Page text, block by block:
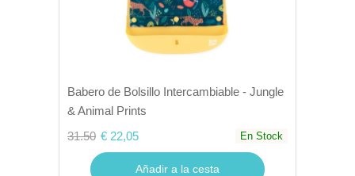
Babero de Bolsillo Intercambiable - Jungle
& Animal Prints
31.50 € 22,05 En Stock
Añadir a la cesta